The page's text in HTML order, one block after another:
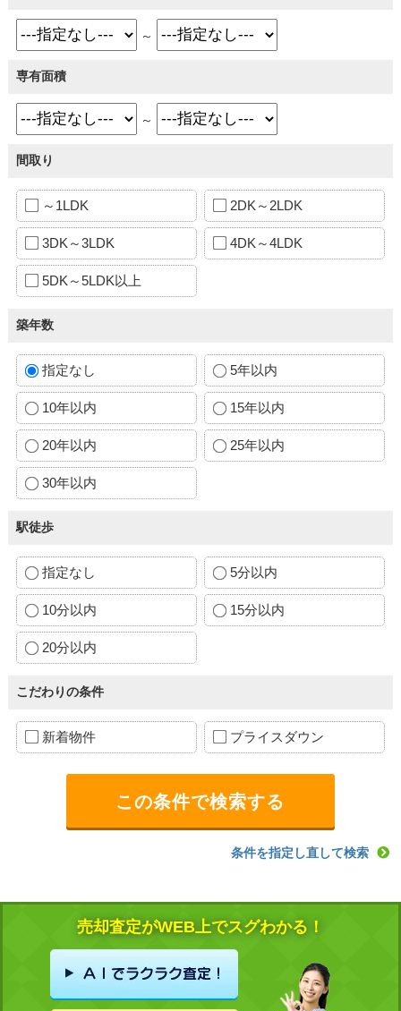
～
専有面積
～
間取り
～1LDK 2DK～2LDK
3DK～3LDK 4DK～4LDK
5DK～5LDK以上
築年数
指定なし 5年以内
10年以内 15年以内
20年以内 25年以内
30年以内
駅徒歩
指定なし 5分以内
10分以内 15分以内
20分以内
こだわりの条件
新着物件 プライスダウン
条件を指定し直して検索
売却査定がWEB上でスグわかる！